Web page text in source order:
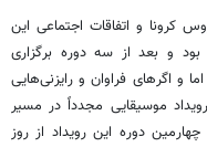
کرونا و اتفاقات اجتماعی این
و بعد از سه دوره برگزاری
و اگرهای فراوان و رایزنی‌هایی
موسیقایی مجدداً در مسیر
دوره این رویداد از روز